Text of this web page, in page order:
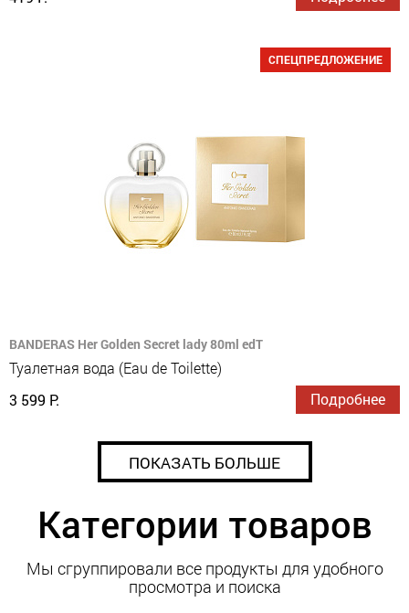
СПЕЦПРЕДЛОЖЕНИЕ
BANDERAS Her Golden Secret lady 80ml edT
Туалетная вода (Eau de Toilette)
3 599 Р.
Подробнее
ПОКАЗАТЬ БОЛЬШЕ
Категории товаров
Мы сгруппировали все продукты для удобного
просмотра и поиска